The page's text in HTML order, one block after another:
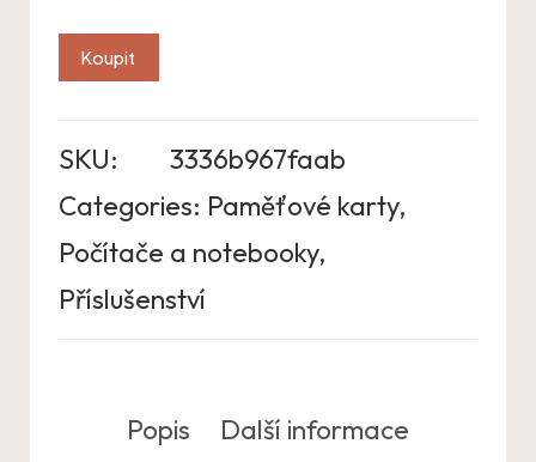
Koupit
SKU:
3336b967faab
Categories: Paměťové karty,
Počítače a notebooky,
Příslušenství
Popis Další informace